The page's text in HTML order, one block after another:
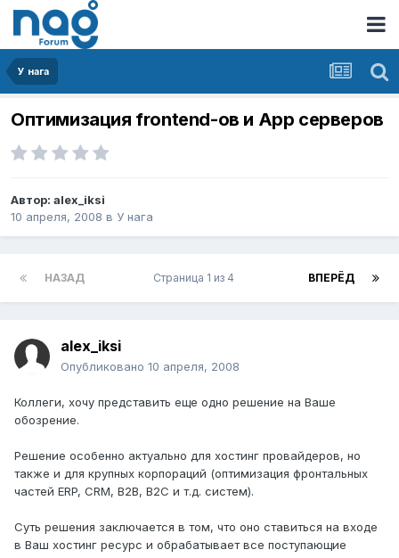
У нага
Оптимизация frontend-ов и App серверов
Автор: alex_iksi
10 апреля, 2008 в У нага
НАЗАД ВПЕРЁД
Страница 1 из 4
alex_iksi
Опубликовано 10 апреля, 2008
Коллеги, хочу представить еще одно решение на Ваше
обозрение.
Решение особенно актуально для хостинг провайдеров, но
также и для крупных корпораций (оптимизация фронтальных
частей ERP, CRM, B2B, B2C и т.д. систем).
Суть решения заключается в том, что оно ставиться на входе
в Ваш хостинг ресурс и обрабатывает все поступающие